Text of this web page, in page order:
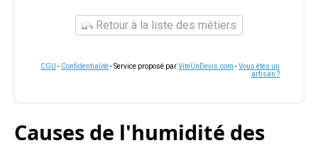
Retour à la liste des métiers
CGU - Confidentialité- Service proposé parViteUnDevis.com -Vous êtes un
artisan ?
Causes de l'humidité des